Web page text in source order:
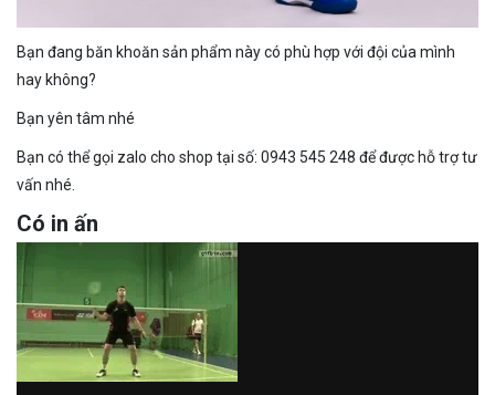
Bạn đang băn khoăn sản phẩm này có phù hợp với đội của mình
hay không?
Bạn yên tâm nhé
Bạn có thể gọi zalo cho shop tại số: 0943 545 248 để được hỗ trợ tư
vấn nhé.
Có in ấn